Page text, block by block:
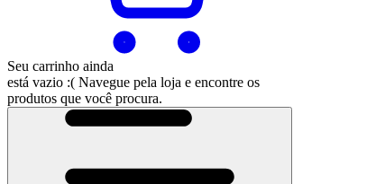
Seu carrinho ainda
está vazio :( Navegue pela loja e encontre os
produtos que você procura.